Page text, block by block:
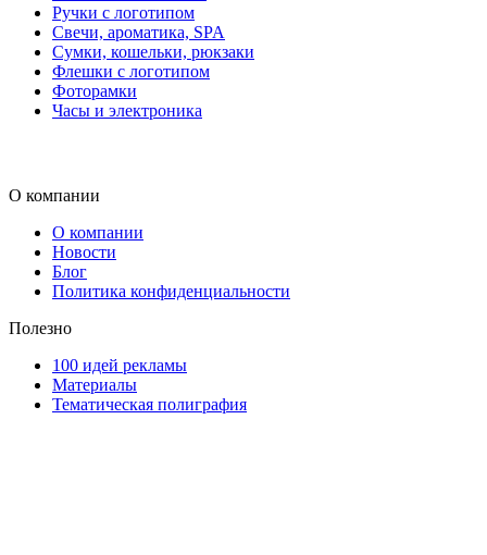
Ручки с логотипом
Свечи, ароматика, SPA
Сумки, кошельки, рюкзаки
Флешки с логотипом
Фоторамки
Часы и электроника
О компании
О компании
Новости
Блог
Политика конфиденциальности
Полезно
100 идей рекламы
Материалы
Тематическая полиграфия